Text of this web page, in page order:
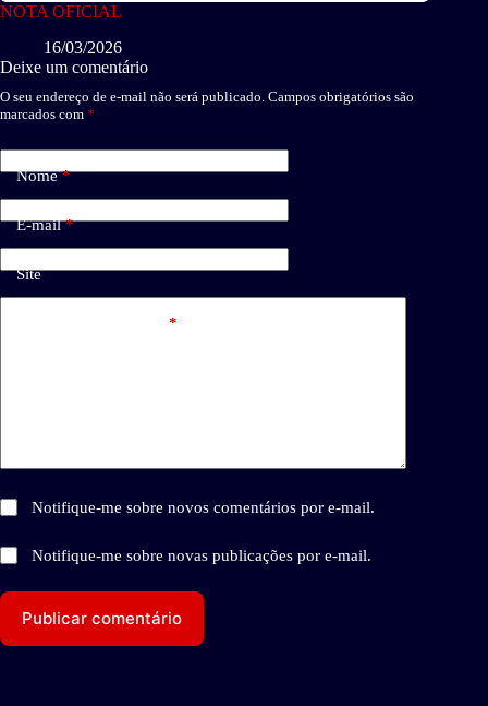
NOTA OFICIAL
16/03/2026
Deixe um comentário
O seu endereço de e-mail não será publicado. Campos obrigatórios são
marcados com *
Nome*
E-mail*
Site
*
Notifique-me sobre novos comentários por e-mail.
Notifique-me sobre novas publicações por e-mail.
Publicar comentário